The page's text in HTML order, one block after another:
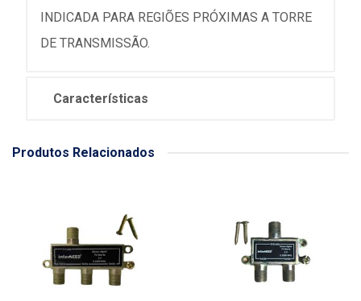
INDICADA PARA REGIÕES PRÓXIMAS A TORRE
DE TRANSMISSÃO.
Características
Produtos Relacionados